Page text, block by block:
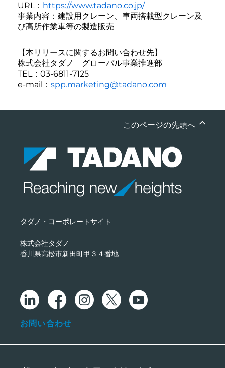
URL： https://www.tadano.co.jp/
事業内容：建設用クレーン、車両搭載型クレーン及
び高所作業車等の製造販売
【本リリースに関するお問い合わせ先】
株式会社タダノ グローバル事業推進部
TEL：03-6811-7125
e-mail： spp.marketing@tadano.com
このページの先頭へ
タダノ・コーポレートサイト
株式会社タダノ
香川県高松市新田町甲３４番地
お問い合わせ